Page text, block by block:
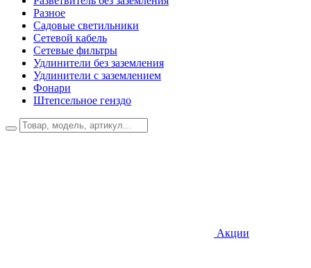
Разное
Садовые светильники
Сетевой кабель
Сетевые фильтры
Удлинители без заземления
Удлинители с заземлением
Фонари
Штепсельное генздо
Акции